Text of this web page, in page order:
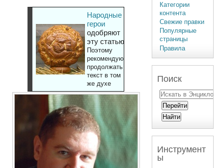
Народные
герои
одобряют
эту статью
Поэтому
рекомендуют
продолжать
текст в том
же духе
Категории
контента
Свежие правки
Популярные
страницы
Правила
Поиск
Инструмент
ы